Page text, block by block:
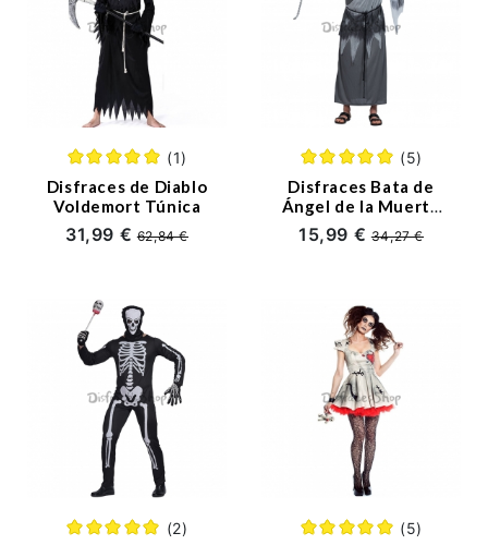
(1)
Disfraces de Diablo
Voldemort Túnica
31,99 €62,84 €
(5)
Disfraces Bata de
Ángel de la Muerte
de Halloween para
Hombre
15,99 €34,27 €
(2) (5)